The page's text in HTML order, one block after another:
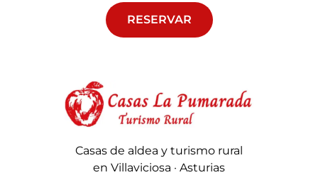
RESERVAR
Casas de aldea y turismo rural
en Villaviciosa · Asturias